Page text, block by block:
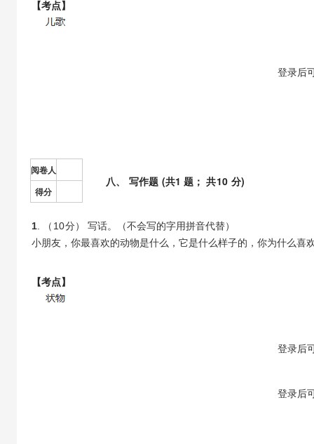
【考点】
登录后
阅卷人
得分
八、 写作题 (共1 题； 共10 分)
1. （ 10分） 写话。（不会写的字用拼音代替）
小朋友，你最喜欢的动物是什么，它是什么样子的，你为什么喜
【考点】
登录后
登录后